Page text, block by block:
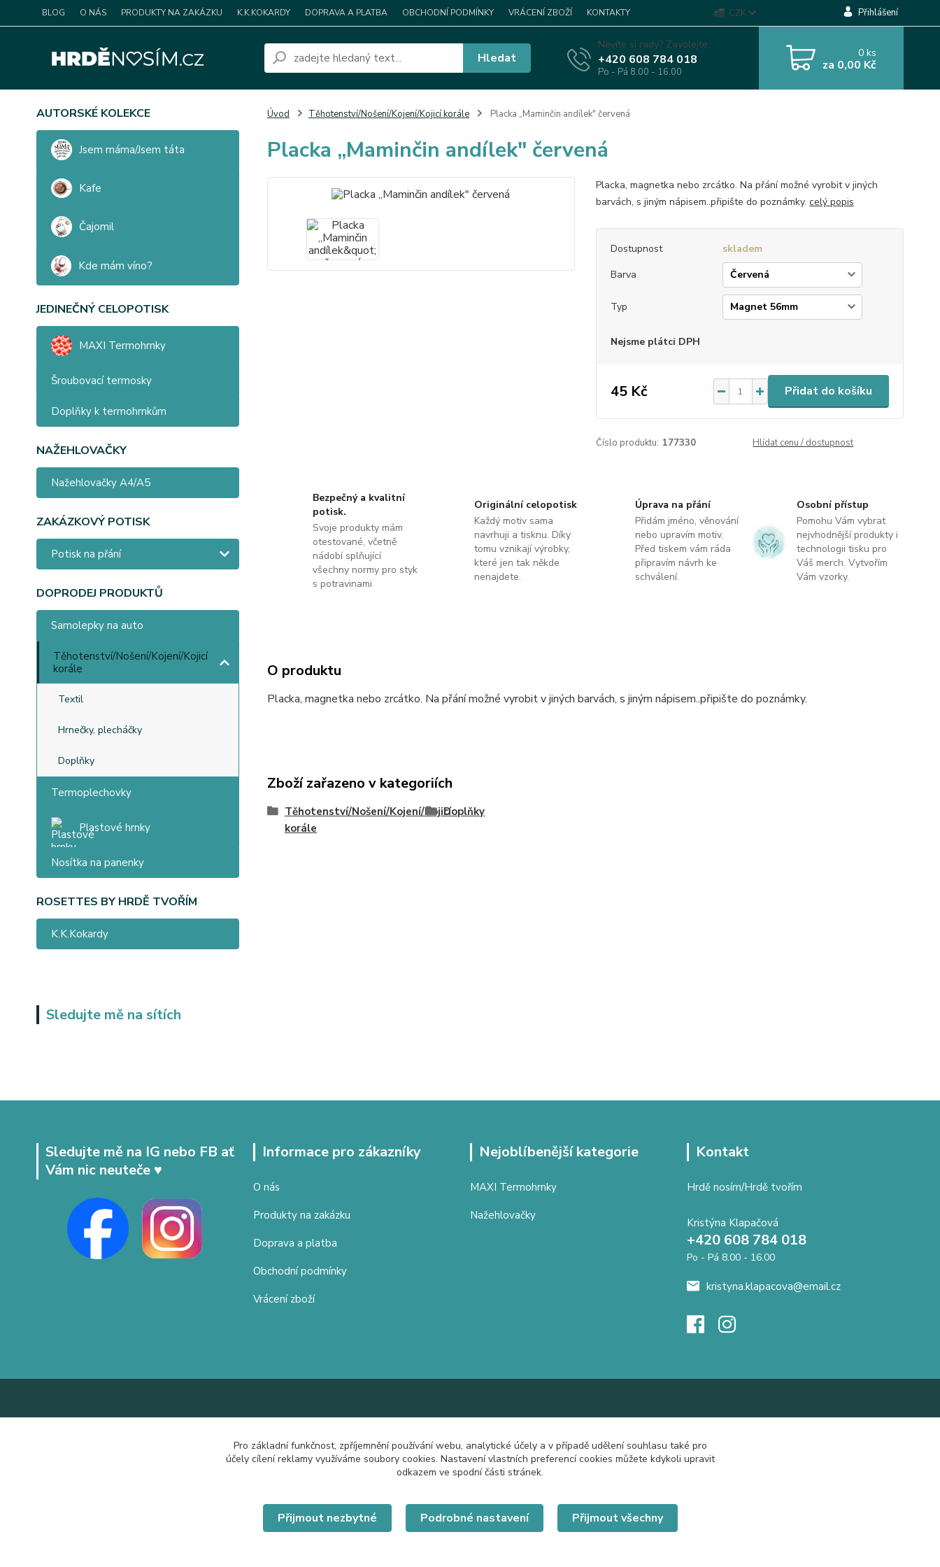
BLOG O NÁS PRODUKTY NA ZAKÁZKU K.K.KOKARDY DOPRAVA A PLATBA OBCHODNÍ PODMÍNKY VRÁCENÍ ZBOŽÍ KONTAKTY CZK Přihlášení
Hledat
Nevíte si rady? Zavolejte.
+420 608 784 018
Po - Pá 8.00 - 16.00
0ks
za 0,00 Kč
AUTORSKÉ KOLEKCE
Jsem máma/Jsem táta
Kafe
Čajomil
Kde mám víno?
JEDINEČNÝ CELOPOTISK
MAXI Termohrnky
Šroubovací termosky
Doplňky k termohrnkům
NAŽEHLOVAČKY
Nažehlovačky A4/A5
ZAKÁZKOVÝ POTISK
Potisk na přání
DOPRODEJ PRODUKTŮ
Samolepky na auto
Těhotenství/Nošení/Kojení/Kojicí
korále
Textil
Hrnečky, plecháčky
Doplňky
Termoplechovky
Plastové hrnky
Nosítka na panenky
ROSETTES BY HRDĚ TVOŘÍM
K.K.Kokardy
Sledujte mě na sítích
Úvod Těhotenství/Nošení/Kojení/Kojicí korále Placka „Maminčin andílek" červená
Placka „Maminčin andílek" červená
Placka, magnetka nebo zrcátko. Na přání možné vyrobit v jiných
barvách, s jiným nápisem..připište do poznámky. celý popis
Dostupnost
skladem
Barva
Typ
Nejsme plátci DPH
45 Kč Přidat do košíku
Číslo produktu: 177330 Hlídat cenu / dostupnost
Bezpečný a kvalitní
potisk.
Svoje produkty mám
otestované, včetně
nádobí splňující
všechny normy pro styk
s potravinami
Originální celopotisk
Každý motiv sama
navrhuji a tisknu. Díky
tomu vznikají výrobky,
které jen tak někde
nenajdete.
Úprava na přání
Přidám jméno, věnování
nebo upravím motiv.
Před tiskem vám ráda
připravím návrh ke
schválení.
Osobní přístup
Pomohu Vám vybrat
nejvhodnější produkty i
technologii tisku pro
Váš merch. Vytvořím
Vám vzorky.
O produktu
Placka, magnetka nebo zrcátko. Na přání možné vyrobit v jiných barvách, s jiným nápisem..připište do poznámky.
Zboží zařazeno v kategoriích
Těhotenství/Nošení/Kojení/Kojicí
korále
Doplňky
Sledujte mě na IG nebo FB ať
Vám nic neuteče ♥
Informace pro zákazníky
O nás
Produkty na zakázku
Doprava a platba
Obchodní podmínky
Vrácení zboží
Nejoblíbenější kategorie
MAXI Termohrnky
Nažehlovačky
Kontakt
Hrdě nosím/Hrdě tvořím
Kristýna Klapačová
+420 608 784 018
Po - Pá 8.00 - 16.00
kristyna.klapacova@email.cz
Pro základní funkčnost, zpříjemnění používání webu, analytické účely a v případě udělení souhlasu také pro
účely cílení reklamy využíváme soubory cookies. Nastavení vlastních preferencí cookies můžete kdykoli upravit
odkazem ve spodní části stránek.
Přijmout nezbytné Podrobné nastavení Přijmout všechny